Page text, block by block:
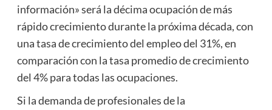
información» será la décima ocupación de más
rápido crecimiento durante la próxima década, con
una tasa de crecimiento del empleo del 31%, en
comparación con la tasa promedio de crecimiento
del 4% para todas las ocupaciones.
Si la demanda de profesionales de la